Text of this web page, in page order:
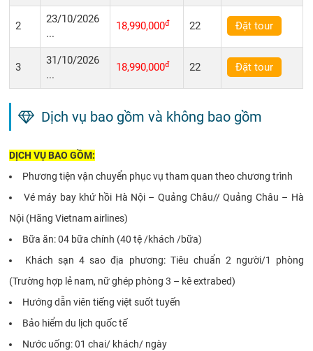
2
23/10/2026
...
18,990,000đ 22 Đặt tour
3
31/10/2026
...
18,990,000đ 22 Đặt tour
Dịch vụ bao gồm và không bao gồm
DỊCH VỤ BAO GỒM:
Phương tiện vận chuyển phục vụ tham quan theo chương trình
Vé máy bay khứ hồi Hà Nội – Quảng Châu// Quảng Châu – Hà
Nội (Hãng Vietnam airlines)
Bữa ăn: 04 bữa chính (40 tệ /khách /bữa)
Khách sạn 4 sao địa phương: Tiêu chuẩn 2 người/1 phòng
(Trường hợp lẻ nam, nữ ghép phòng 3 – kê extrabed)
Hướng dẫn viên tiếng việt suốt tuyến
Bảo hiểm du lịch quốc tế
Nước uống: 01 chai/ khách/ ngày